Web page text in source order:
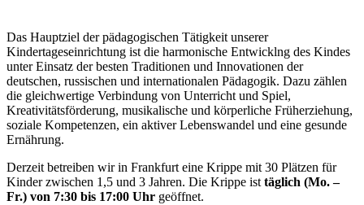
Das Hauptziel der pädagogischen Tätigkeit unserer
Kindertageseinrichtung ist die harmonische Entwicklng des Kindes
unter Einsatz der besten Traditionen und Innovationen der
deutschen, russischen und internationalen Pädagogik. Dazu zählen
die gleichwertige Verbindung von Unterricht und Spiel,
Kreativitätsförderung, musikalische und körperliche Früherziehung,
soziale Kompetenzen, ein aktiver Lebenswandel und eine gesunde
Ernährung.
Derzeit betreiben wir in Frankfurt eine Krippe mit 30 Plätzen für
Kinder zwischen 1,5 und 3 Jahren. Die Krippe isttäglich (Mo. –
Fr.) von 7:30 bis 17:00 Uhr geöffnet.